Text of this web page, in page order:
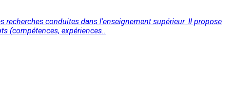
conduites dans l'enseignement supérieur. Il propose
(compétences, expériences..